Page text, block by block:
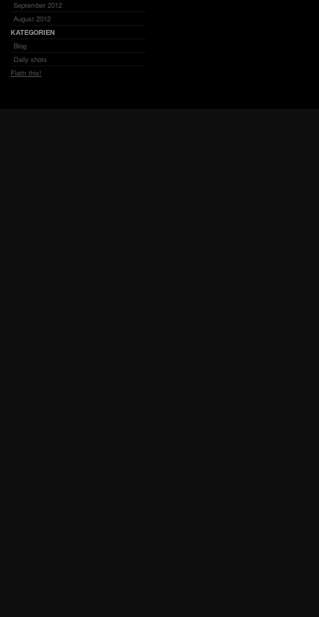
September 2012
August 2012
KATEGORIEN
Blog
Daily shots
Flattr this!